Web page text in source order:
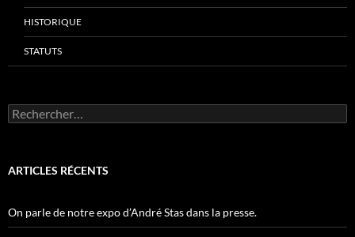
HISTORIQUE
STATUTS
Rechercher :
ARTICLES RÉCENTS
On parle de notre expo d’André Stas dans la presse.